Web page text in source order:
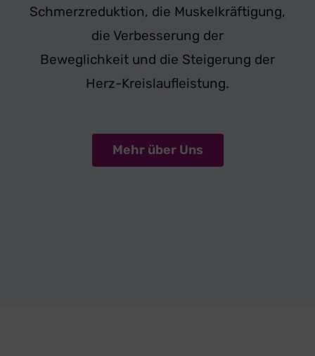
Schmerzreduktion, die Muskelkräftigung,
die Verbesserung der
Beweglichkeit und die Steigerung der
Herz-Kreislaufleistung.
Mehr über Uns